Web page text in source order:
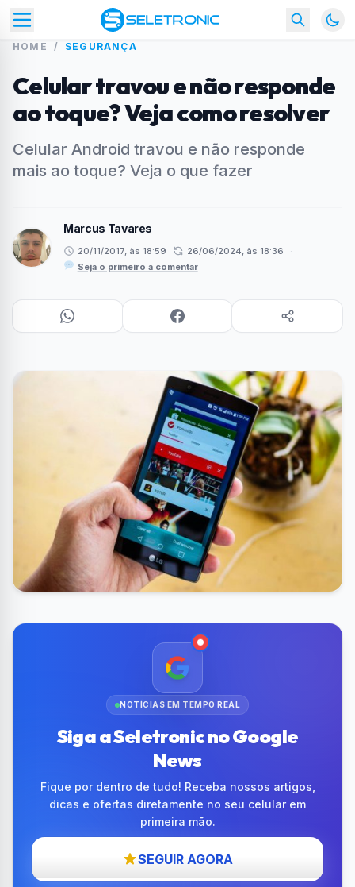
HOME / SEGURANÇA
Celular travou e não responde
ao toque? Veja como resolver
Celular Android travou e não responde
mais ao toque? Veja o que fazer
Marcus Tavares
20/11/2017, às 18:59 26/06/2024, às 18:36
·
Seja o primeiro a comentar
NOTÍCIAS EM TEMPO REAL
Siga a Seletronic no Google
News
Fique por dentro de tudo! Receba nossos artigos,
dicas e ofertas diretamente no seu celular em
primeira mão.
SEGUIR AGORA